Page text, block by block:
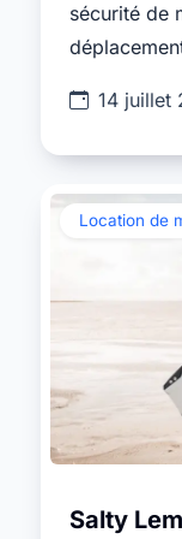
sécurité de
14 juillet
Location de
Salty